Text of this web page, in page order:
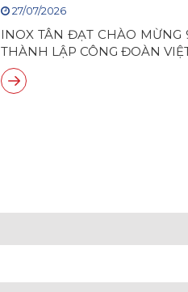
27/07/2026
INOX TÂN ĐẠT CHÀO MỪNG
THÀNH LẬP CÔNG ĐOÀN